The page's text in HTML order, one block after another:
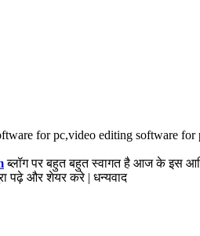
for pc,video editing software
ब्लॉग पर बहुत बहुत स्वागत है आज के इस
पढ़े और शेयर करे | धन्यवाद